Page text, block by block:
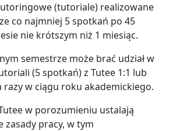
(tutoriale) realizowane
co najmniej 5 spotkań po 45
nie krótszym niż 1 miesiąc.
semestrze może brać udział w
(5 spotkań) z Tutee 1:1 lub
razy w ciągu roku akademickiego.
w porozumieniu ustalają
zasady pracy, w tym